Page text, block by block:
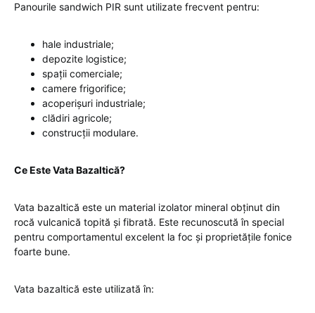
Panourile sandwich PIR sunt utilizate frecvent pentru:
hale industriale;
depozite logistice;
spații comerciale;
camere frigorifice;
acoperișuri industriale;
clădiri agricole;
construcții modulare.
Ce Este Vata Bazaltică?
Vata bazaltică este un material izolator mineral obținut din
rocă vulcanică topită și fibrată. Este recunoscută în special
pentru comportamentul excelent la foc și proprietățile fonice
foarte bune.
Vata bazaltică este utilizată în: